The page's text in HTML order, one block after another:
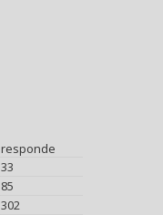
responde
33
85
302